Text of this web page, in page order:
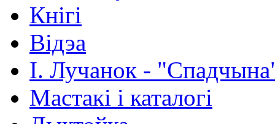
Кнігі
Відэа
І. Лучанок -
Мастакі i каталогi